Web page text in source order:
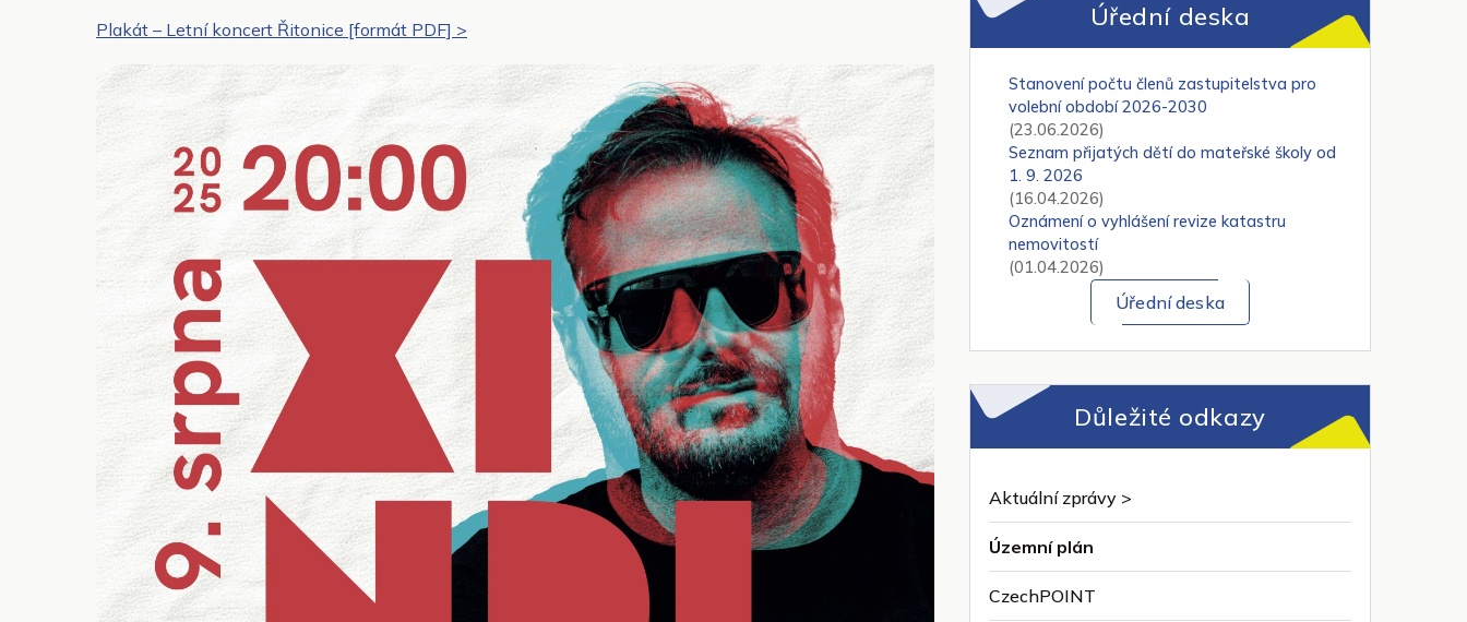
Plakát – Letní koncert Řitonice [formát PDF] > Úřední deska
Stanovení počtu členů zastupitelstva pro
volební období 2026-2030
(23.06.2026)
Seznam přijatých dětí do mateřské školy od
1. 9. 2026
(16.04.2026)
Oznámení o vyhlášení revize katastru
nemovitostí
(01.04.2026)
Úřední deska
Důležité odkazy
Aktuální zprávy >
Územní plán
CzechPOINT